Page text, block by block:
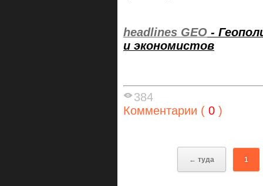
headlines GEO -
и экономистов
384
Комментарии ( 0 )
← туда 1